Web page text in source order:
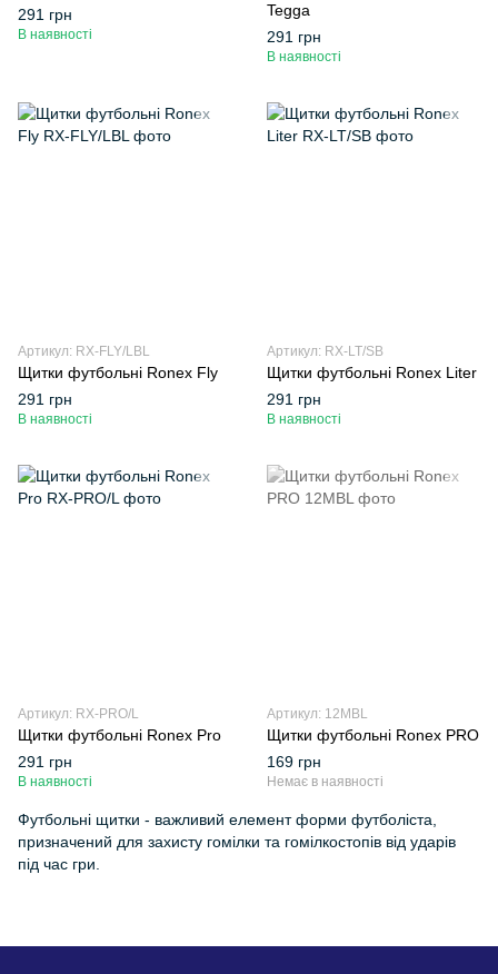
291 грн
В наявності
Tegga
291 грн
В наявності
Артикул: RX-FLY/LBL
Щитки футбольні Ronex Fly
291 грн
В наявності
Артикул: RX-LT/SB
Щитки футбольні Ronex Liter
291 грн
В наявності
Артикул: RX-PRO/L
Щитки футбольні Ronex Pro
291 грн
В наявності
Артикул: 12MBL
Щитки футбольні Ronex PRO
169 грн
Немає в наявності
Футбольні щитки - важливий елемент форми футболіста,
призначений для захисту гомілки та гомілкостопів від ударів
під час гри.